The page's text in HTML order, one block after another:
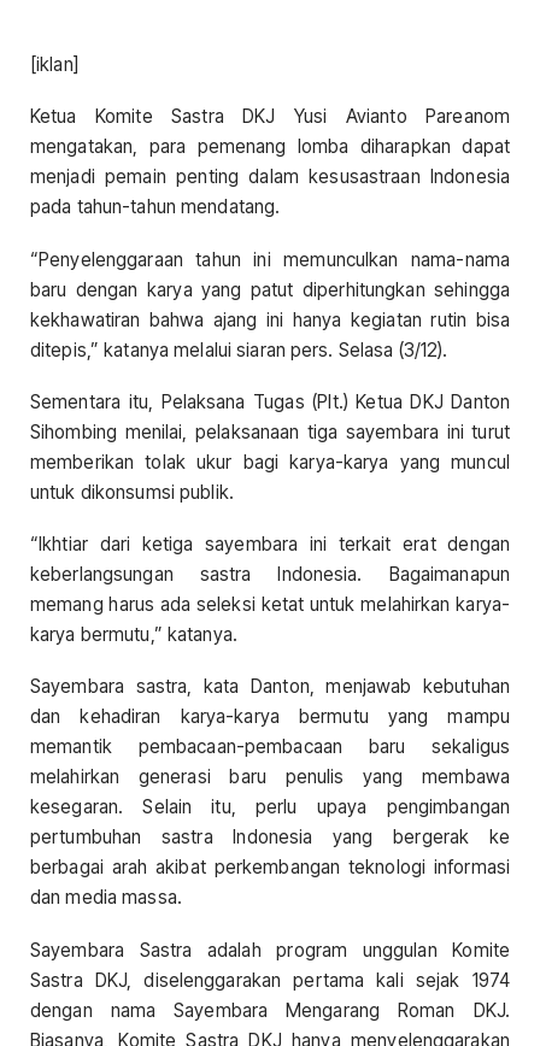
[iklan]
Ketua Komite Sastra DKJ Yusi Avianto Pareanom
mengatakan, para pemenang lomba diharapkan dapat
menjadi pemain penting dalam kesusastraan Indonesia
pada tahun-tahun mendatang.
“Penyelenggaraan tahun ini memunculkan nama-nama
baru dengan karya yang patut diperhitungkan sehingga
kekhawatiran bahwa ajang ini hanya kegiatan rutin bisa
ditepis,” katanya melalui siaran pers. Selasa (3/12).
Sementara itu, Pelaksana Tugas (Plt.) Ketua DKJ Danton
Sihombing menilai, pelaksanaan tiga sayembara ini turut
memberikan tolak ukur bagi karya-karya yang muncul
untuk dikonsumsi publik.
“Ikhtiar dari ketiga sayembara ini terkait erat dengan
keberlangsungan sastra Indonesia. Bagaimanapun
memang harus ada seleksi ketat untuk melahirkan karya-
karya bermutu,” katanya.
Sayembara sastra, kata Danton, menjawab kebutuhan
dan kehadiran karya-karya bermutu yang mampu
memantik pembacaan-pembacaan baru sekaligus
melahirkan generasi baru penulis yang membawa
kesegaran. Selain itu, perlu upaya pengimbangan
pertumbuhan sastra Indonesia yang bergerak ke
berbagai arah akibat perkembangan teknologi informasi
dan media massa.
Sayembara Sastra adalah program unggulan Komite
Sastra DKJ, diselenggarakan pertama kali sejak 1974
dengan nama Sayembara Mengarang Roman DKJ.
Biasanya, Komite Sastra DKJ hanya menyelenggarakan